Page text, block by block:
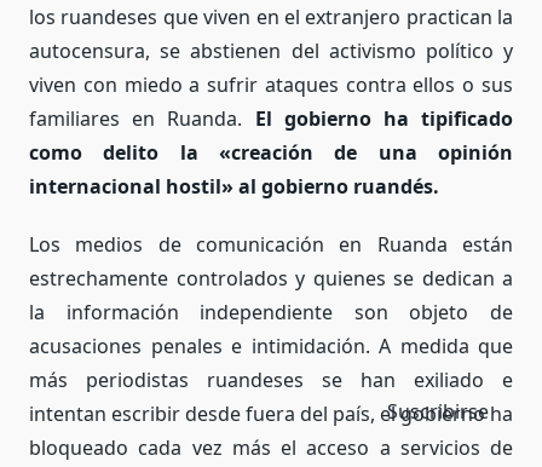
los ruandeses que viven en el extranjero practican la
autocensura, se abstienen del activismo político y
viven con miedo a sufrir ataques contra ellos o sus
familiares en Ruanda. El gobierno ha tipificado
como delito la «creación de una opinión
internacional hostil» al gobierno ruandés.
Los medios de comunicación en Ruanda están
estrechamente controlados y quienes se dedican a
la información independiente son objeto de
acusaciones penales e intimidación. A medida que
más periodistas ruandeses se han exiliado e
intentan escribir desde fuera del país, el gobierno ha
bloqueado cada vez más el acceso a servicios de
Suscribirse